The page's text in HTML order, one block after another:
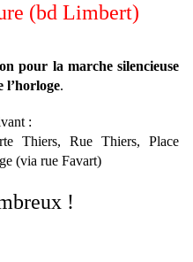
(bd Limbert)
pour la marche silencieuse
l’horloge.
:
Thiers, Rue Thiers, Place
(via rue Favart)
!